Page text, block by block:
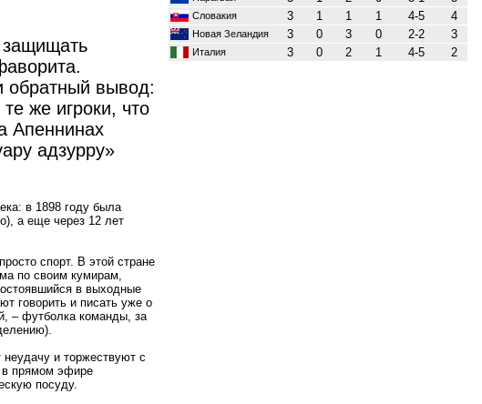
обратный вывод:
же игроки, что
Апеннинах
адзурру»
в 1898 году была
а еще через 12 лет
спорт. В этой стране
по своим кумирам,
в выходные
говорить и писать уже о
– футболка команды, за
и торжествуют с
в прямом эфире
посуду.
Словакия 3 1 1 1 4-5 4
Новая Зеландия 3 0 3 0 2-2 3
Италия 3 0 2 1 4-5 2